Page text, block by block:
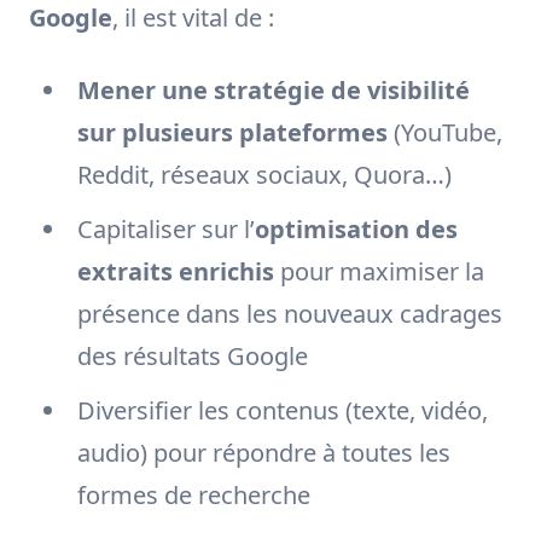
Google, il est vital de :
Mener une stratégie de visibilité
sur plusieurs plateformes (YouTube,
Reddit, réseaux sociaux, Quora…)
Capitaliser sur l’optimisation des
extraits enrichis pour maximiser la
présence dans les nouveaux cadrages
des résultats Google
Diversifier les contenus (texte, vidéo,
audio) pour répondre à toutes les
formes de recherche